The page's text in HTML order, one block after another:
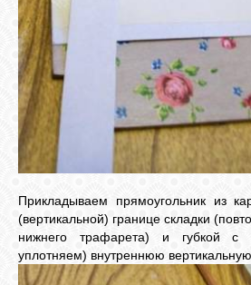
Прикладываем прямоугольник из
(вертикальной) границе складки
нижнего трафарета) и губкой с
уплотняем) внутреннюю вертикальную